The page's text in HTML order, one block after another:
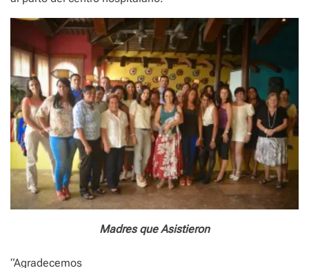
Madres que Asistieron
“Agradecemos